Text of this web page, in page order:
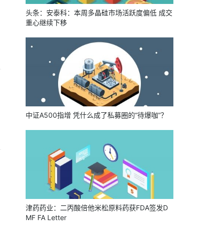
头条：安泰科：本周多晶硅市场活跃度偏低 成交
重心继续下移
中证A500指增 凭什么成了私募圈的“待爆咖”？
津药药业：二丙酸倍他米松原料药获FDA签发D
MF FA Letter